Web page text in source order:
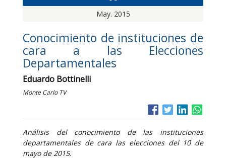
May. 2015
Conocimiento de instituciones de
cara a las Elecciones
Departamentales
Eduardo Bottinelli
Monte Carlo TV
Análisis del conocimiento de las instituciones
departamentales de cara las elecciones del 10 de
mayo de 2015.